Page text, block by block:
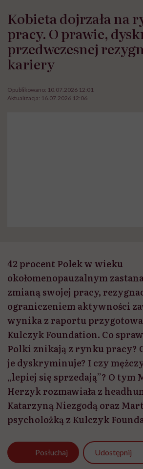
Kobieta dojrzała na
pracy. O prawie,
przedwczesnej
kariery
Opublikowano: 10.07.2026 12:01
Aktualizacja: 16.07.2026 12:06
42 procent Polek w wieku
okołomenopauzalnym
zmianą swojej pracy,
ograniczeniem aktywności
wynika z raportu
Kulczyk Foundation. Co
Polki znikają z rynku pracy?
je dyskryminuje? I czy
„lepiej się sprzedają”? O tym
Herzyk rozmawiała z
Katarzyną Niezgodą oraz
psycholożką z Kulczyk
Posłuchaj Udostępnij